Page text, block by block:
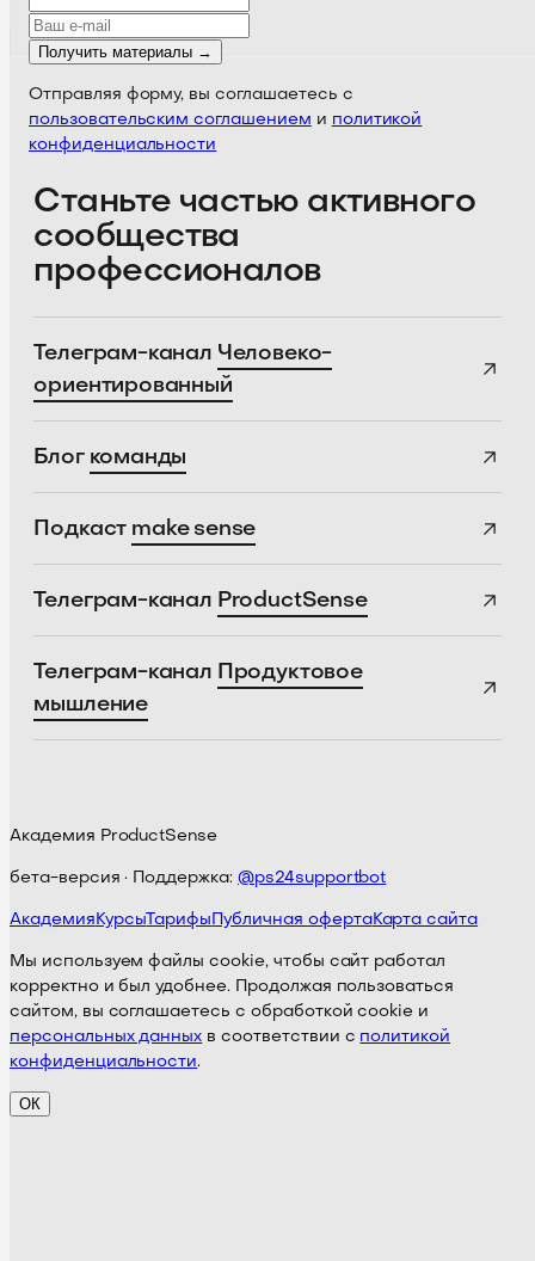
Получить материалы →
Отправляя форму, вы соглашаетесь с
пользовательским соглашением и политикой
конфиденциальности
Станьте частью активного
сообщества
профессионалов
Телеграм-канал Человеко-
ориентированный
Блог команды
Подкаст make sense
Телеграм-канал ProductSense
Телеграм-канал Продуктовое
мышление
Академия ProductSense
бета-версия · Поддержка: @ps24supportbot
Академия КурсыТарифы Публичная офертаКарта сайта
Мы используем файлы cookie, чтобы сайт работал
корректно и был удобнее. Продолжая пользоваться
сайтом, вы соглашаетесь с обработкой cookie и
персональных данных в соответствии с политикой
конфиденциальности.
ОК